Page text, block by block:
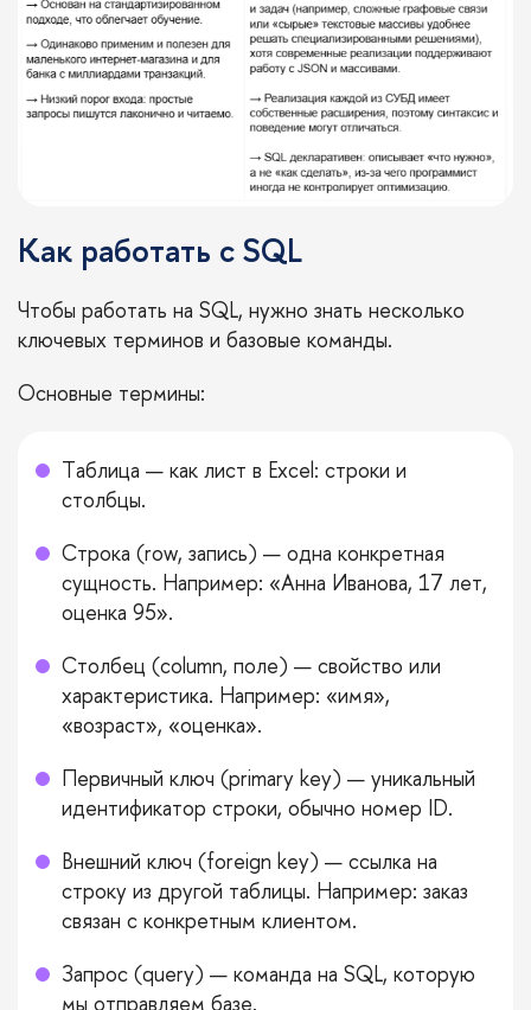
Как работать с SQL
Чтобы работать на SQL, нужно знать несколько
ключевых терминов и базовые команды.
Основные термины:
Таблица — как лист в Excel: строки и
столбцы.
Строка (row, запись) — одна конкретная
сущность. Например: «Анна Иванова, 17 лет,
оценка 95».
Столбец (column, поле) — свойство или
характеристика. Например: «имя»,
«возраст», «оценка».
Первичный ключ (primary key) — уникальный
идентификатор строки, обычно номер ID.
Внешний ключ (foreign key) — ссылка на
строку из другой таблицы. Например: заказ
связан с конкретным клиентом.
Запрос (query) — команда на SQL, которую
мы отправляем базе.